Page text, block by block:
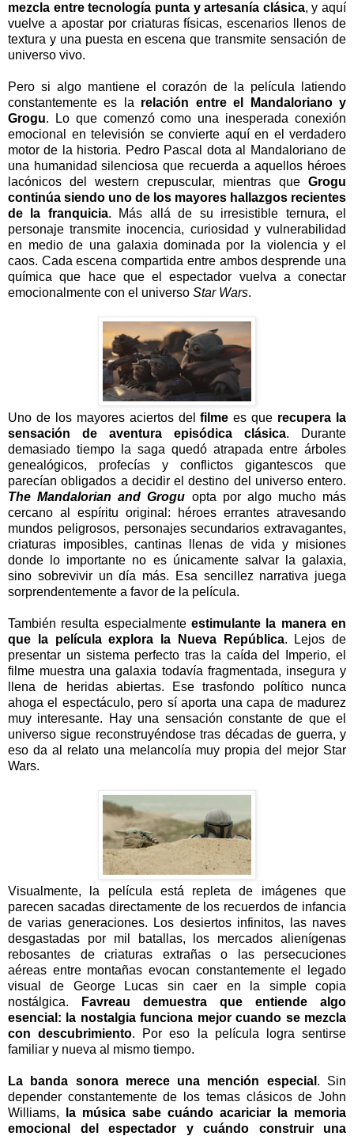
mezcla entre tecnología punta y artesanía clásica, y aquí
vuelve a apostar por criaturas físicas, escenarios llenos de
textura y una puesta en escena que transmite sensación de
universo vivo.
Pero si algo mantiene el corazón de la película latiendo
constantemente es la relación entre el Mandaloriano y
Grogu. Lo que comenzó como una inesperada conexión
emocional en televisión se convierte aquí en el verdadero
motor de la historia. Pedro Pascal dota al Mandaloriano de
una humanidad silenciosa que recuerda a aquellos héroes
lacónicos del western crepuscular, mientras que Grogu
continúa siendo uno de los mayores hallazgos recientes
de la franquicia. Más allá de su irresistible ternura, el
personaje transmite inocencia, curiosidad y vulnerabilidad
en medio de una galaxia dominada por la violencia y el
caos. Cada escena compartida entre ambos desprende una
química que hace que el espectador vuelva a conectar
emocionalmente con el universo Star Wars.
Uno de los mayores aciertos delfilme es que recupera la
sensación de aventura episódica clásica. Durante
demasiado tiempo la saga quedó atrapada entre árboles
genealógicos, profecías y conflictos gigantescos que
parecían obligados a decidir el destino del universo entero.
The Mandalorian and Grogu opta por algo mucho más
cercano al espíritu original: héroes errantes atravesando
mundos peligrosos, personajes secundarios extravagantes,
criaturas imposibles, cantinas llenas de vida y misiones
donde lo importante no es únicamente salvar la galaxia,
sino sobrevivir un día más. Esa sencillez narrativa juega
sorprendentemente a favor de la película.
También resulta especialmente estimulante la manera en
que la película explora la Nueva República. Lejos de
presentar un sistema perfecto tras la caída del Imperio, el
filme muestra una galaxia todavía fragmentada, insegura y
llena de heridas abiertas. Ese trasfondo político nunca
ahoga el espectáculo, pero sí aporta una capa de madurez
muy interesante. Hay una sensación constante de que el
universo sigue reconstruyéndose tras décadas de guerra, y
eso da al relato una melancolía muy propia del mejor Star
Wars.
Visualmente, la película está repleta de imágenes que
parecen sacadas directamente de los recuerdos de infancia
de varias generaciones. Los desiertos infinitos, las naves
desgastadas por mil batallas, los mercados alienígenas
rebosantes de criaturas extrañas o las persecuciones
aéreas entre montañas evocan constantemente el legado
visual de George Lucas sin caer en la simple copia
nostálgica.
Favreau demuestra que entiende algo
esencial: la nostalgia funciona mejor cuando se mezcla
con descubrimiento. Por eso la película logra sentirse
familiar y nueva al mismo tiempo.
La banda sonora merece una mención especial . Sin
depender constantemente de los temas clásicos de John
Williams,
la música sabe cuándo acariciar la memoria
emocional del espectador y cuándo construir una